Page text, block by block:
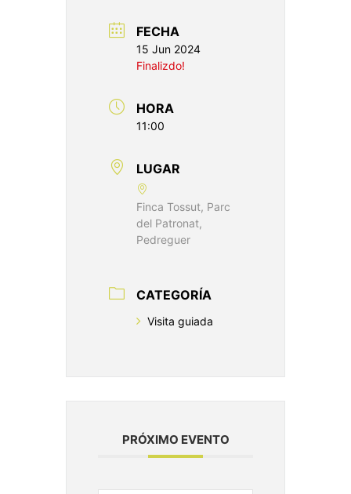
FECHA
15 Jun 2024
Finalizdo!
HORA
11:00
LUGAR
Finca Tossut, Parc
del Patronat,
Pedreguer
CATEGORÍA
Visita guiada
PRÓXIMO EVENTO